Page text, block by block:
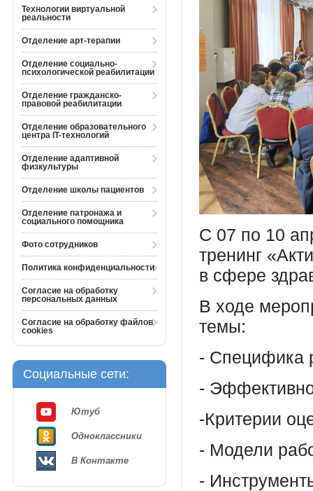
Технологии виртуальной
реальности
Отделение арт-терапии
Отделение социально-
психологической реабилитации
Отделение гражданско-
правовой реабилитации
Отделение образовательного
центра IT-технологий
Отделение адаптивной
физкультуры
Отделение школы пациентов
Отделение патронажа и
социального помощника
Фото сотрудников
Политика конфиденциальности
Согласие на обработку
персональных данных
Согласие на обработку файлов
cookies
Социальные сети:
Ютуб
Одноклассники
В Контакте
С 07 по 10
тренинг
в сфере
В ходе
темы:
- Специфика
-
-Критерии
- Модели
-